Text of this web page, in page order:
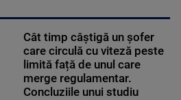
Cât timp câștigă un șofer
care circulă cu viteză peste
limită față de unul care
merge regulamentar.
Concluziile unui studiu